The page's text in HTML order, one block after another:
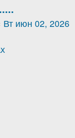
Вт июн 02, 2026